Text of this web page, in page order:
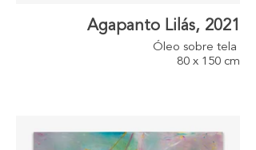
Agapanto Lilás, 2021
Óleo sobre tela
80 x 150 cm